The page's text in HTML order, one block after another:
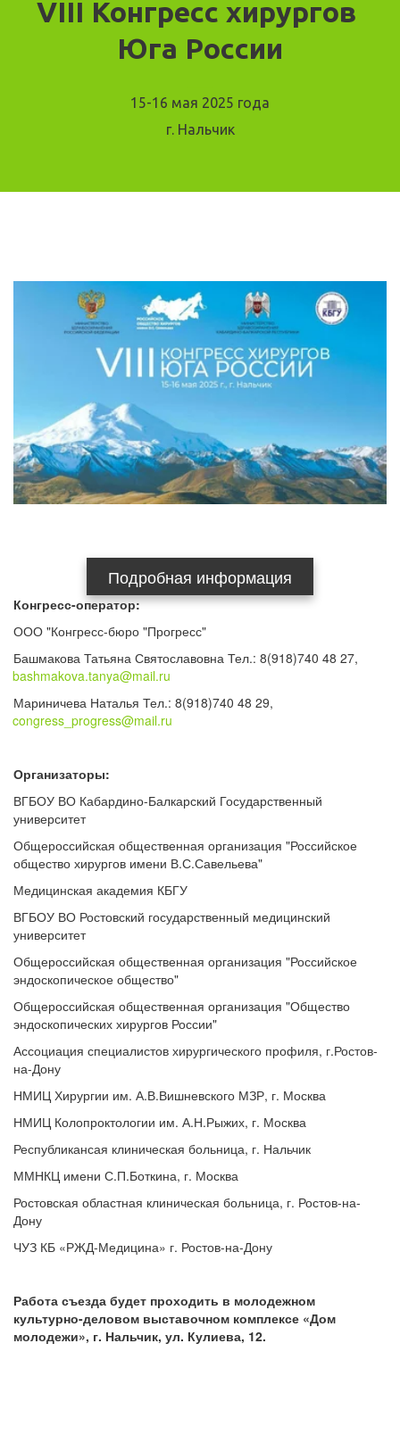
VIII Конгресс хирургов
Юга России
15-16 мая 2025 года
г. Нальчик
Подробная информация
Конгресс-оператор:
ООО "Конгресс-бюро "Прогресс"
bashmakova.tanya@mail.ru
congress_progress@mail.ru
Организаторы:
ВГБОУ ВО Кабардино-Балкарский Государственный
университет
Общероссийская общественная организация "Российское
общество хирургов имени В.С.Савельева"
Медицинская академия КБГУ
ВГБОУ ВО Ростовский государственный медицинский
университет
Общероссийская общественная организация "Российское
эндоскопическое общество"
Общероссийская общественная организация "Общество
эндоскопических хирургов России"
Ассоциация специалистов хирургического профиля, г.Ростов-
на-Дону
НМИЦ Хирургии им. А.В.Вишневского МЗР, г. Москва
НМИЦ Колопроктологии им. А.Н.Рыжих, г. Москва
Республикансая клиническая больница, г. Нальчик
ММНКЦ имени С.П.Боткина, г. Москва
Ростовская областная клиническая больница, г. Ростов-на-
Дону
ЧУЗ КБ «РЖД-Медицина» г. Ростов-на-Дону
Работа съезда будет проходить в молодежном
культурно-деловом выставочном комплексе «Дом
молодежи», г. Нальчик, ул. Кулиева, 12.